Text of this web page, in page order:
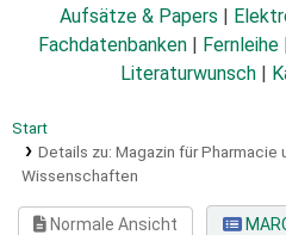
Aufsätze & Papers
Fachdatenbanken
Fernleihe
Literaturwunsch
Start
Details zu: Magazin für Pharmacie
Wissenschaften
Normale Ansicht